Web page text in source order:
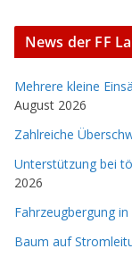
News der FF
Mehrere kleine
August 2026
Zahlreiche
Unterstützung bei
2026
Fahrzeugbergung
Baum auf